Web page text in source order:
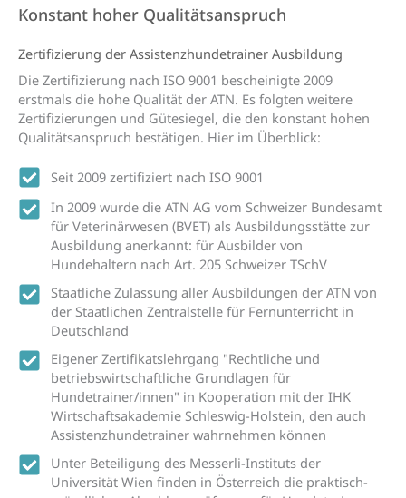
Konstant hoher Qualitätsanspruch
Zertifi­zierung der Assistenz­hunde­trainer Aus­bildung
Die Zertifizierung nach ISO 9001 bescheinigte 2009
erstmals die hohe Qualität der ATN. Es folgten weitere
Zertifizierungen und Gütesiegel, die den konstant hohen
Qualitätsanspruch bestätigen. Hier im Überblick:
Seit 2009 zertifiziert nach ISO 9001
In 2009 wurde die ATN AG vom Schweizer Bundesamt
für Veterinärwesen (BVET) als Ausbildungsstätte zur
Ausbildung anerkannt: für Ausbilder von
Hundehaltern nach Art. 205 Schweizer TSchV
Staatliche Zulassung aller Ausbildungen der ATN von
der Staatlichen Zentralstelle für Fernunterricht in
Deutschland
Eigener Zertifikatslehrgang "Rechtliche und
betriebswirtschaftliche Grundlagen für
Hundetrainer/innen" in Kooperation mit der IHK
Wirtschaftsakademie Schleswig-Holstein, den auch
Assistenzhundetrainer wahrnehmen können
Unter Beteiligung des Messerli-Instituts der
Universität Wien finden in Österreich die praktisch-